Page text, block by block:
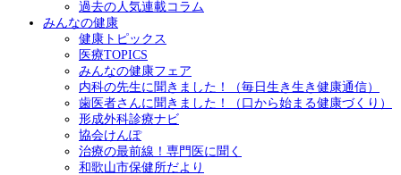
過去の人気連載コラム
みんなの健康
健康トピックス
医療TOPICS
みんなの健康フェア
内科の先生に聞きました！（毎日生き生き健康通信）
歯医者さんに聞きました！（口から始まる健康づくり）
形成外科診療ナビ
協会けんぽ
治療の最前線！専門医に聞く
和歌山市保健所だより